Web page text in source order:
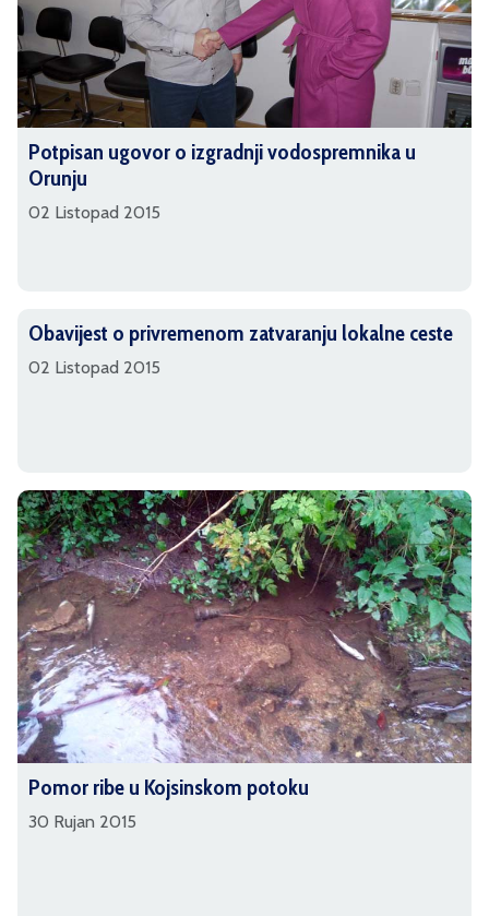
Potpisan ugovor o izgradnji vodospremnika u
Orunju
02 Listopad 2015
Obavijest o privremenom zatvaranju lokalne ceste
02 Listopad 2015
Pomor ribe u Kojsinskom potoku
30 Rujan 2015